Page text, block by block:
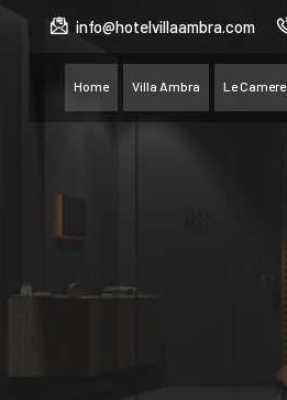
info@hotelvillaambra.com
Home Villa Ambra Le Camere